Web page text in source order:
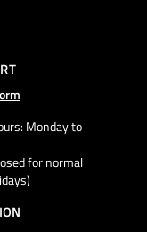
Monday to
for normal